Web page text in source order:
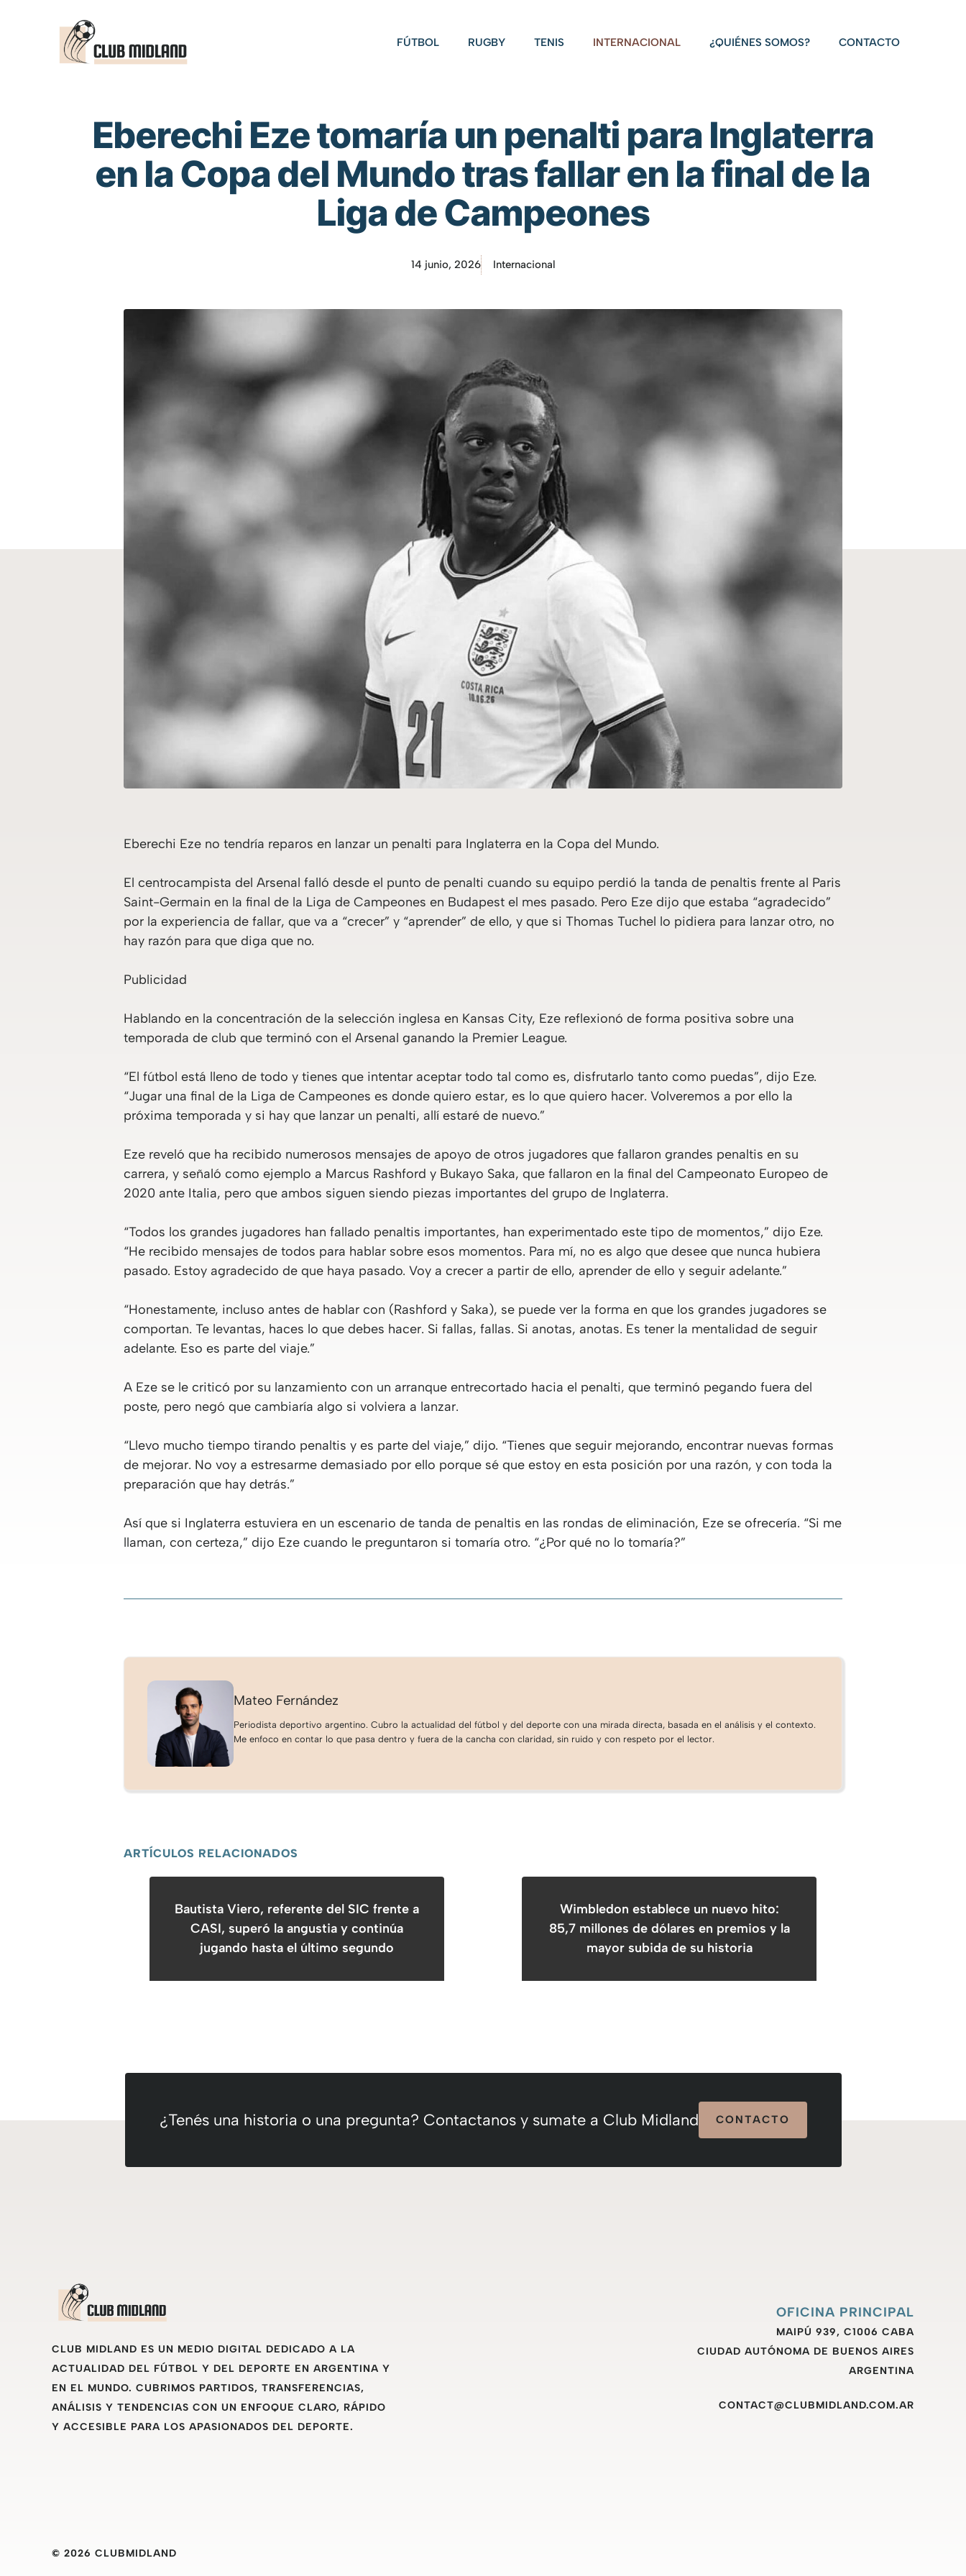
FÚTBOL RUGBY TENIS INTERNACIONAL ¿QUIÉNES SOMOS? CONTACTO
Eberechi Eze tomaría un penalti para Inglaterra
en la Copa del Mundo tras fallar en la final de la
Liga de Campeones
14 junio, 2026 Internacional
Eberechi Eze no tendría reparos en lanzar un penalti para Inglaterra en la Copa del Mundo.
El centrocampista del Arsenal falló desde el punto de penalti cuando su equipo perdió la tanda de penaltis frente al Paris
Saint-Germain en la final de la Liga de Campeones en Budapest el mes pasado. Pero Eze dijo que estaba “agradecido”
por la experiencia de fallar, que va a “crecer” y “aprender” de ello, y que si Thomas Tuchel lo pidiera para lanzar otro, no
hay razón para que diga que no.
Publicidad
Hablando en la concentración de la selección inglesa en Kansas City, Eze reflexionó de forma positiva sobre una
temporada de club que terminó con el Arsenal ganando la Premier League.
“El fútbol está lleno de todo y tienes que intentar aceptar todo tal como es, disfrutarlo tanto como puedas”, dijo Eze.
“Jugar una final de la Liga de Campeones es donde quiero estar, es lo que quiero hacer. Volveremos a por ello la
próxima temporada y si hay que lanzar un penalti, allí estaré de nuevo.”
Eze reveló que ha recibido numerosos mensajes de apoyo de otros jugadores que fallaron grandes penaltis en su
carrera, y señaló como ejemplo a Marcus Rashford y Bukayo Saka, que fallaron en la final del Campeonato Europeo de
2020 ante Italia, pero que ambos siguen siendo piezas importantes del grupo de Inglaterra.
“Todos los grandes jugadores han fallado penaltis importantes, han experimentado este tipo de momentos,” dijo Eze.
“He recibido mensajes de todos para hablar sobre esos momentos. Para mí, no es algo que desee que nunca hubiera
pasado. Estoy agradecido de que haya pasado. Voy a crecer a partir de ello, aprender de ello y seguir adelante.”
“Honestamente, incluso antes de hablar con (Rashford y Saka), se puede ver la forma en que los grandes jugadores se
comportan. Te levantas, haces lo que debes hacer. Si fallas, fallas. Si anotas, anotas. Es tener la mentalidad de seguir
adelante. Eso es parte del viaje.”
A Eze se le criticó por su lanzamiento con un arranque entrecortado hacia el penalti, que terminó pegando fuera del
poste, pero negó que cambiaría algo si volviera a lanzar.
“Llevo mucho tiempo tirando penaltis y es parte del viaje,” dijo. “Tienes que seguir mejorando, encontrar nuevas formas
de mejorar. No voy a estresarme demasiado por ello porque sé que estoy en esta posición por una razón, y con toda la
preparación que hay detrás.”
Así que si Inglaterra estuviera en un escenario de tanda de penaltis en las rondas de eliminación, Eze se ofrecería. “Si me
llaman, con certeza,” dijo Eze cuando le preguntaron si tomaría otro. “¿Por qué no lo tomaría?”
Mateo Fernández
Periodista deportivo argentino. Cubro la actualidad del fútbol y del deporte con una mirada directa, basada en el análisis y el contexto.
Me enfoco en contar lo que pasa dentro y fuera de la cancha con claridad, sin ruido y con respeto por el lector.
ARTÍCULOS RELACIONADOS
Bautista Viero, referente del SIC frente a
CASI, superó la angustia y continúa
jugando hasta el último segundo
Wimbledon establece un nuevo hito:
85,7 millones de dólares en premios y la
mayor subida de su historia
¿Tenés una historia o una pregunta? Contactanos y sumate a Club Midland CONTACTO
CLUB MIDLAND ES UN MEDIO DIGITAL DEDICADO A LA
ACTUALIDAD DEL FÚTBOL Y DEL DEPORTE EN ARGENTINA Y
EN EL MUNDO. CUBRIMOS PARTIDOS, TRANSFERENCIAS,
ANÁLISIS Y TENDENCIAS CON UN ENFOQUE CLARO, RÁPIDO
Y ACCESIBLE PARA LOS APASIONADOS DEL DEPORTE.
OFICINA PRINCIPAL
MAIPÚ 939, C1006 CABA
CIUDAD AUTÓNOMA DE BUENOS AIRES
ARGENTINA
CONTACT@CLUBMIDLAND.COM.AR
© 2026 CLUBMIDLAND